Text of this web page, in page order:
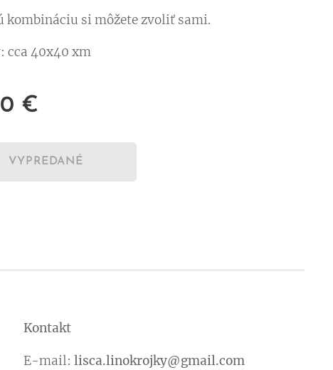
kombináciu si môžete zvoliť sami.
cca 40x40 xm
€
VYPREDANÉ
Kontakt
E-mail:lisca.linokrojky@gmail.com